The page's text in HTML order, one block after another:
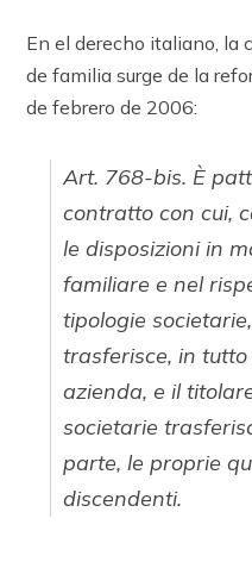
En el derecho italiano, la
de familia surge de la
de febrero de 2006:
Art. 768-bis. È
contratto con cui,
le disposizioni in
familiare e nel
tipologie
trasferisce, in tutto
azienda, e il
societarie
parte, le proprie
discendenti.